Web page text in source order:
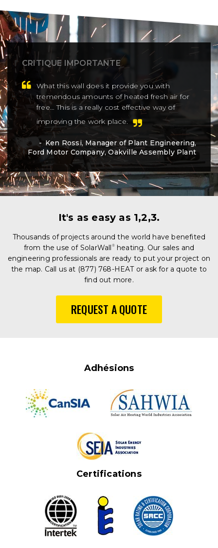
CRITIQUE IMPORTANTE
What this wall does it provide you with
tremendous amounts of heated fresh air for
free… This is a really cost effective way of
improving the work place.
Ken Rossi, Manager of Plant Engineering,
Ford Motor Company, Oakville Assembly Plant
It's as easy as 1,2,3.
Thousands of projects around the world have benefited
from the use of SolarWall ®heating. Our sales and
engineering professionals are ready to put your project on
the map. Call us at (877) 768-HEAT or ask for a quote to
find out more.
REQUEST A QUOTE
Adhésions
Certifications